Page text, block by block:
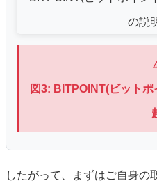
図3: BITPOINT(ビット
したがって、まずはご自身の